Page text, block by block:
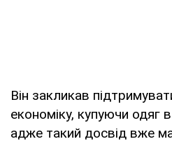
Він закликав
економіку, купуючи одяг
адже такий досвід вже